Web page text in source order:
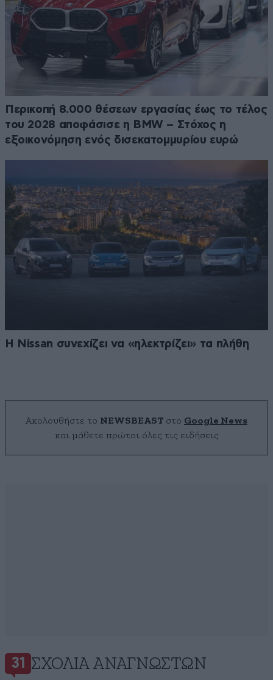
Περικοπή 8.000 θέσεων εργασίας έως το τέλος
του 2028 αποφάσισε η BMW – Στόχος η
εξοικονόμηση ενός δισεκατομμυρίου ευρώ
Η Nissan συνεχίζει να «ηλεκτρίζει» τα πλήθη
Ακολουθήστε το NEWSBEAST στο Google News
και μάθετε πρώτοι όλες τις ειδήσεις
31 ΣΧΌΛΙΑ ΑΝΑΓΝΩΣΤΏΝ